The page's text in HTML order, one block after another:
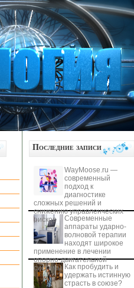
Последние записи
WayMoose.ru —
современный
подход к
диагностике
сложных решений и
снижению управленческих
рисков
Современные
аппараты ударно-
волновой терапии
находят широкое
применение в лечении
опорно-двигательной
системы Как пробудить и
удержать истинную
страсть в союзе?